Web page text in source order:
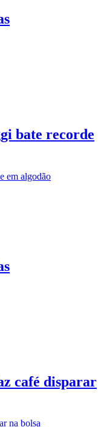
bate recorde
em algodão
café disparar
na bolsa